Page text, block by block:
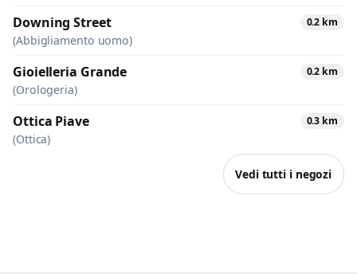
Downing Street 0.2 km
(Abbigliamento uomo)
Gioielleria Grande 0.2 km
(Orologeria)
Ottica Piave 0.3 km
(Ottica)
Vedi tutti i negozi